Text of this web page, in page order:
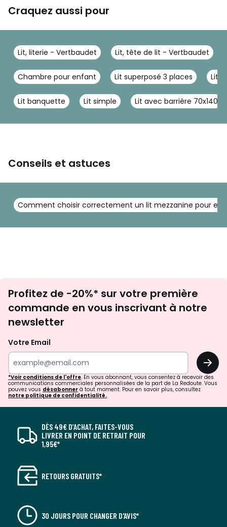
Craquez aussi pour
Lit, literie - Vertbaudet Lit, tête de lit - Vertbaudet
Chambre pour enfant Lit superposé 3 places Lit
Lit banquette Lit simple Lit avec barrière 70x140
Conseils et astuces
Comment choisir correctement un lit mezzanine pour
newsletter
Profitez de -20%* sur votre première
commande en vous inscrivant à notre
newsletter
Votre Email
OK
*Voir conditions de l'offre. En vous abonnant, vous consentez à recevoir des
communications commerciales personnalisées de la part de La Redoute. Vous
pouvez vous désabonner à tout moment. Pour en savoir plus, consultez
notre politique de confidentialité.
DÈS 49€ D’ACHAT, FAITES-VOUS
LIVRER EN POINT DE RETRAIT POUR
1,95€*
RETOURS GRATUITS*
30 JOURS POUR CHANGER D'AVIS*